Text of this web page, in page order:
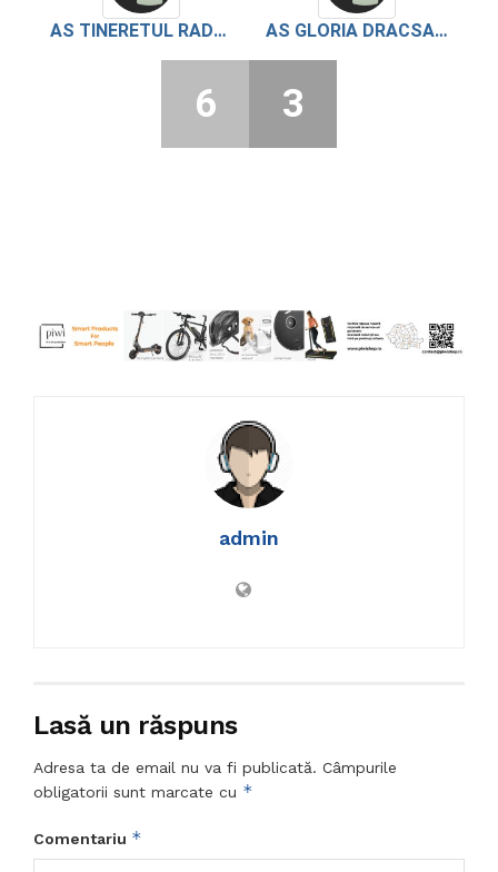
AS TINERETUL RADOIESTI AS GLORIA DRACSANEI
6 3
admin
Lasă un răspuns
Adresa ta de email nu va fi publicată. Câmpurile
obligatorii sunt marcate cu *
Comentariu *